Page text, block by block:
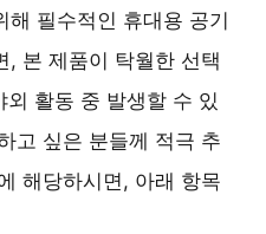
해 필수적인 휴대용 공기
, 본 제품이 탁월한 선택
활동 중 발생할 수 있
고 싶은 분들께 적극 추
해당하시면, 아래 항목